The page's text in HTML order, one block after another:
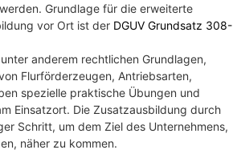
Grundlage für die erweiterte
vor Ort ist der DGUV Grundsatz 308-
anderem rechtlichen Grundlagen,
Flurförderzeugen, Antriebsarten,
spezielle praktische Übungen und
Einsatzort. Die Zusatzausbildung durch
Schritt, um dem Ziel des Unternehmens,
näher zu kommen.